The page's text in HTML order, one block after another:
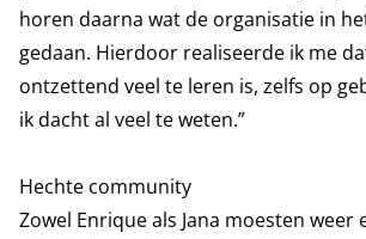
horen daarna wat de organisatie in
gedaan. Hierdoor realiseerde ik me
ontzettend veel te leren is, zelfs op
ik dacht al veel te weten.”
Hechte community
Zowel Enrique als Jana moesten weer